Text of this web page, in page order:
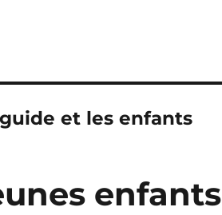
et les enfants
enfants